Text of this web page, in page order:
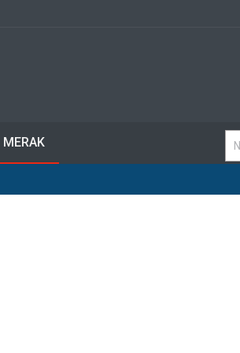
MERAK